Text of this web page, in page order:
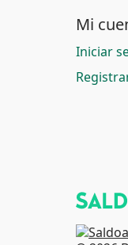
Mi
Iniciar